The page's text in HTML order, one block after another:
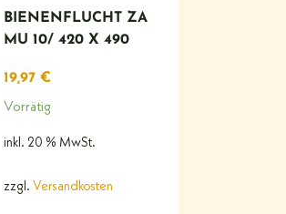
BIENENFLUCHT ZA
MU 10/ 420 X 490
19,97€
Vorrätig
inkl. 20 % MwSt.
zzgl.Versandkosten